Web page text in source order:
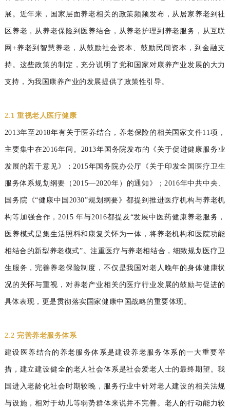
展。近年来，国家层面养老相关的政策频频发布，从居家养老到社
区养老，从养老保险到医养结合，从养老护理到养老服务，从互联
网+养老到智慧养老，从鼓励社会资本、鼓励民间资本，到金融支
持。这些政策的制定，充分说明了党和国家对康养产业发展的大力
支持，为我国康养产业的发展提供了政策性引导。
2.1 重视老人医疗健康
2013年至2018年有关于医养结合，养老保险的相关国家文件11项，
主要集中在2016年间。 2013年国务院发布的《关于促进健康服务业
发展的若干意见》；2015年国务院办公厅《关于印发全国医疗卫生
服务体系规划纲要 （ 2015—2020年 ） 的通知》；2016年中共中央、
国务院《“健康中国 2030”规划纲要》都提到推进医疗机构与养老机
构等加强合作，2015年与2016都提及 “发展中医药健康养老服务，
医养模式是集生活照料和康复关怀为一体，将养老机构和医院功能
相结合的新型养老模式”。注重医疗与养老相结合，细致规划医疗卫
生服务，完善养老保险制度，不仅是我国对老人晚年的身体健康状
况的关怀与重视，对养老产业相关的医疗行业发展的鼓励与促进的
具体表现，更是贯彻落实国家健康中国战略的重要体现。
2.2 完善养老服务体系
建设医养结合的养老服务体系是建设养老服务体系的一大重要举
措，建立建设健全的老人社会体系是社会爱老人士的最终期望。我
国进入老龄化社会时期较晚，服务行业中针对老人建设的相关法规
与设施，相对于幼儿等弱势群体来说并不完善。老人的行动能力较